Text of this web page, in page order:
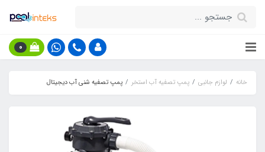
0
خانه لوازم جانبی پمپ تصفیه آب استخر پمپ تصفیه شنی آب دیجیتال